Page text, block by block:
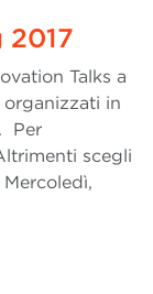
2017
Talks a
in
Per
scegli